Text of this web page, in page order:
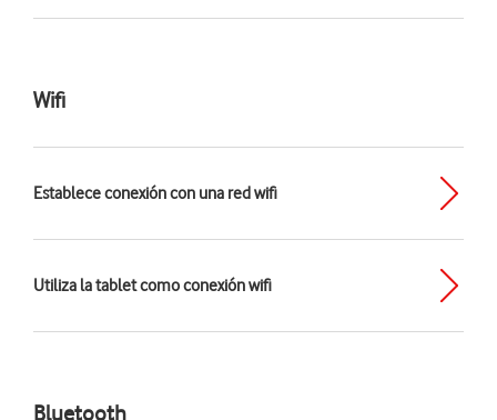
Wifi
Establece conexión con una red wifi
Utiliza la tablet como conexión wifi
Bluetooth